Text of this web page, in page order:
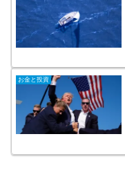
お金と投資